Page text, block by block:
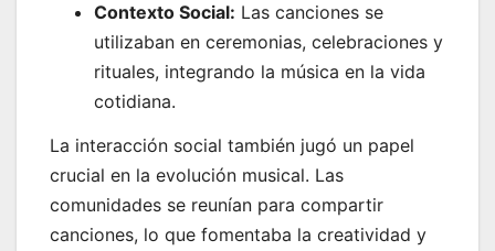
Contexto Social: Las canciones se
utilizaban en ceremonias, celebraciones y
rituales, integrando la música en la vida
cotidiana.
La interacción social también jugó un papel
crucial en la evolución musical. Las
comunidades se reunían para compartir
canciones, lo que fomentaba la creatividad y